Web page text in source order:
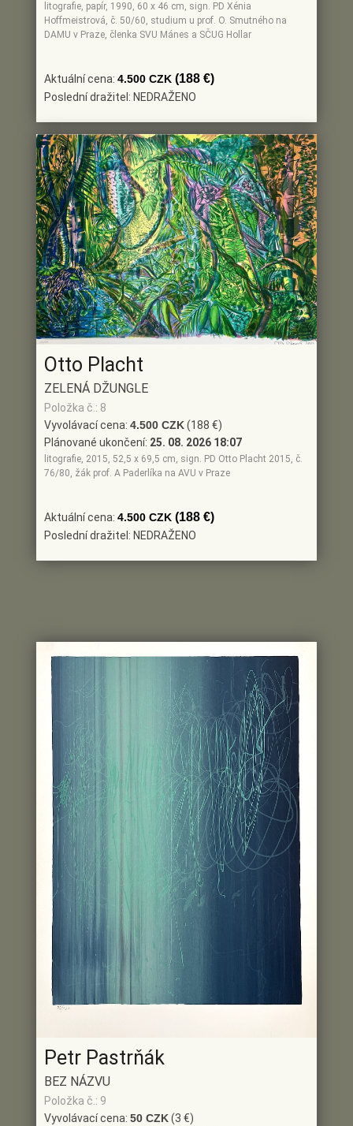
litografie, papír, 1990, 60 x 46 cm, sign. PD Xénia
Hoffmeistrová, č. 50/60, studium u prof. O. Smutného na
DAMU v Praze, členka SVU Mánes a SČUG Hollar
Aktuální cena: 4.500 CZK (188 €)
Poslední dražitel: NEDRAŽENO
Otto Placht
ZELENÁ DŽUNGLE
Položka č.: 8
Vyvolávací cena: 4.500 CZK(188 €)
Plánované ukončení: 25. 08. 2026 18:07
litografie, 2015, 52,5 x 69,5 cm, sign. PD Otto Placht 2015, č.
76/80, žák prof. A Paderlíka na AVU v Praze
Aktuální cena: 4.500 CZK (188 €)
Poslední dražitel: NEDRAŽENO
Petr Pastrňák
BEZ NÁZVU
Položka č.: 9
Vyvolávací cena: 50 CZK(3 €)